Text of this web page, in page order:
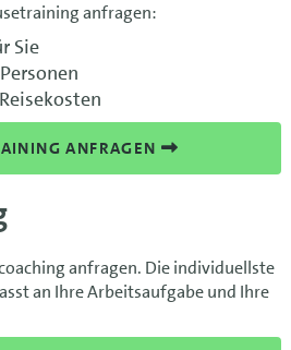
anfragen:
Sie
ANFRAGEN
anfragen. Die individuellste
an Ihre Arbeitsaufgabe und Ihre